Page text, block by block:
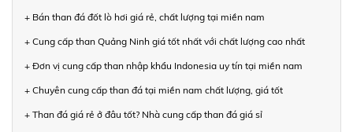
+ Bán than đá đốt lò hơi giá rẻ, chất lượng tại miền nam
+ Cung cấp than Quảng Ninh giá tốt nhất với chất lượng cao nhất
+ Đơn vị cung cấp than nhập khẩu Indonesia uy tín tại miền nam
+ Chuyên cung cấp than đá tại miền nam chất lượng, giá tốt
+ Than đá giá rẻ ở đâu tốt? Nhà cung cấp than đá giá sỉ